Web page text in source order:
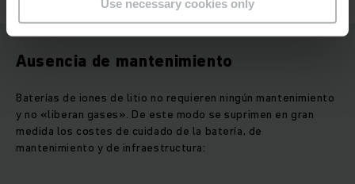
Use necessary cookies only
Ausencia de mantenimiento
Baterías de iones de litio no requieren ningún mantenimiento
y no «liberan gases». De este modo se suprimen en gran
medida los costes de cuidado de la batería, de
mantenimiento y de infraestructura: